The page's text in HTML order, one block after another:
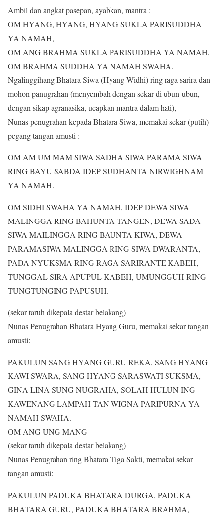
Ambil dan angkat pasepan, ayabkan, mantra :
OM HYANG, HYANG, HYANG SUKLA PARISUDDHA
YA NAMAH,
OM ANG BRAHMA SUKLA PARISUDDHA YA NAMAH,
OM BRAHMA SUDDHA YA NAMAH SWAHA.
Ngalinggihang Bhatara Siwa (Hyang Widhi) ring raga sarira dan
mohon panugrahan (menyembah dengan sekar di ubun-ubun,
dengan sikap agranasika, ucapkan mantra dalam hati),
Nunas penugrahan kepada Bhatara Siwa, memakai sekar (putih)
pegang tangan amusti :
OM AM UM MAM SIWA SADHA SIWA PARAMA SIWA
RING BAYU SABDA IDEP SUDHANTA NIRWIGHNAM
YA NAMAH.
OM SIDHI SWAHA YA NAMAH, IDEP DEWA SIWA
MALINGGA RING BAHUNTA TANGEN, DEWA SADA
SIWA MAILINGGA RING BAUNTA KIWA, DEWA
PARAMASIWA MALINGGA RING SIWA DWARANTA,
PADA NYUKSMA RING RAGA SARIRANTE KABEH,
TUNGGAL SIRA APUPUL KABEH, UMUNGGUH RING
TUNGTUNGING PAPUSUH.
(sekar taruh dikepala destar belakang)
Nunas Penugrahan Bhatara Hyang Guru, memakai sekar tangan
amusti:
PAKULUN SANG HYANG GURU REKA, SANG HYANG
KAWI SWARA, SANG HYANG SARASWATI SUKSMA,
GINA LINA SUNG NUGRAHA, SOLAH HULUN ING
KAWENANG LAMPAH TAN WIGNA PARIPURNA YA
NAMAH SWAHA.
OM ANG UNG MANG
(sekar taruh dikepala destar belakang)
Nunas Penugrahan ring Bhatara Tiga Sakti, memakai sekar
tangan amusti:
PAKULUN PADUKA BHATARA DURGA, PADUKA
BHATARA GURU, PADUKA BHATARA BRAHMA,